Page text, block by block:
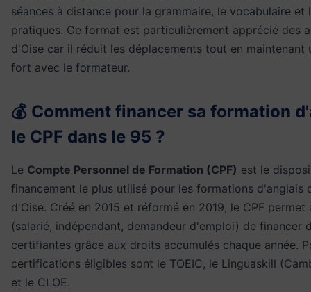
séances à distance pour la grammaire, le vocabulaire et
pratiques. Ce format est particulièrement apprécié des
d'Oise car il réduit les déplacements tout en maintenant
fort avec le formateur.
💰 Comment financer sa formation
le CPF dans le 95 ?
Le Compte Personnel de Formation (CPF) est le
financement le plus utilisé pour les formations d'anglais
d'Oise. Créé en 2015 et réformé en 2019, le CPF
(salarié, indépendant, demandeur d'emploi) de financer
certifiantes grâce aux droits accumulés chaque année.
certifications éligibles sont le TOEIC, le Linguaskill
et le CLOE.